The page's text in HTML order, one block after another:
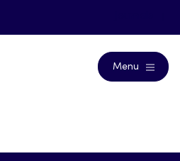
Menu